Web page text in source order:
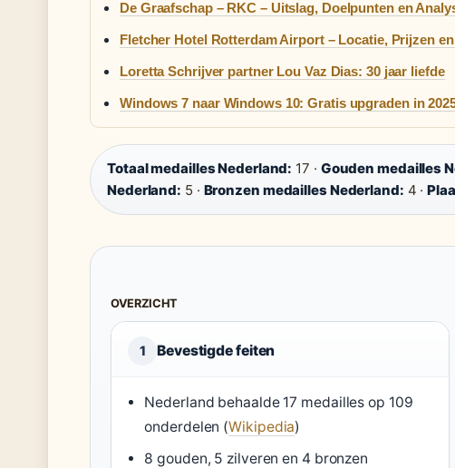
De Graafschap – RKC – Uitslag, Doelpunten en
Fletcher Hotel Rotterdam Airport – Locatie, Prijzen
Loretta Schrijver partner Lou Vaz Dias: 30 jaar liefde
Windows 7 naar Windows 10: Gratis upgraden in
Totaal medailles Nederland: 17 · Gouden medailles
Nederland: 5 · Bronzen medailles Nederland: 4 ·
OVERZICHT
1 Bevestigde feiten
Nederland behaalde 17 medailles op 109
onderdelen (Wikipedia)
8 gouden, 5 zilveren en 4 bronzen